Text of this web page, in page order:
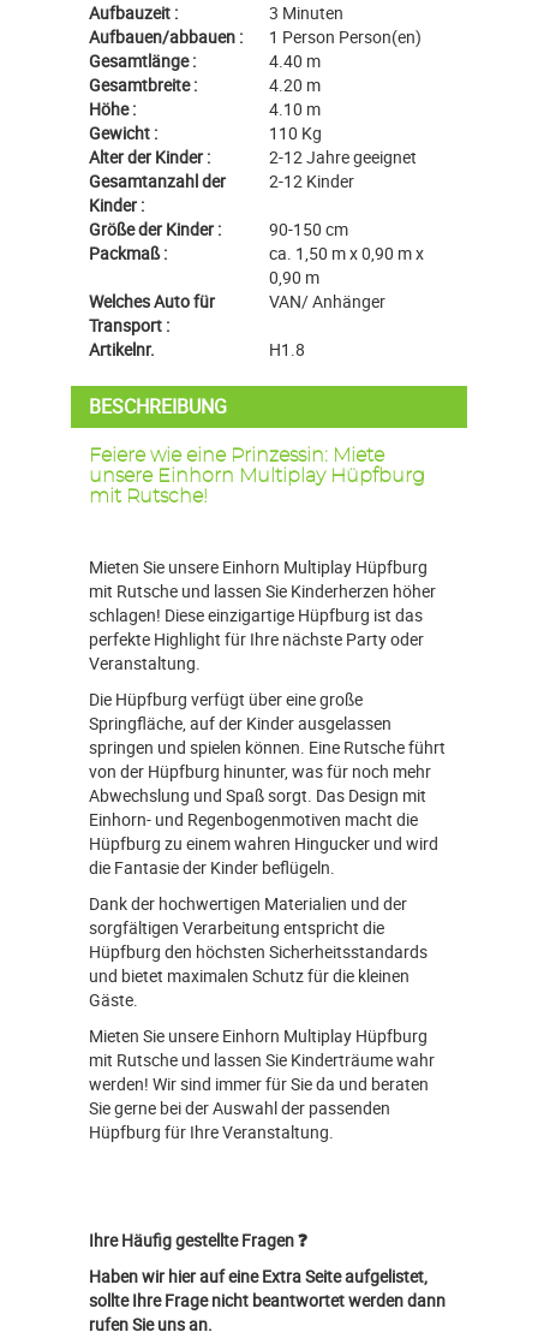
Aufbauzeit :
3 Minuten
Aufbauen/abbauen :
1 Person Person(en)
Gesamtlänge :
4.40 m
Gesamtbreite :
4.20 m
Höhe :
4.10 m
Gewicht :
110 Kg
Alter der Kinder :
2-12 Jahre geeignet
Gesamtanzahl der
Kinder :
2-12 Kinder
Größe der Kinder :
90-150 cm
Packmaß :
ca. 1,50 m x 0,90 m x
0,90 m
Welches Auto für
Transport :
VAN/ Anhänger
Artikelnr. H1.8
BESCHREIBUNG
Feiere wie eine Prinzessin: Miete
unsere Einhorn Multiplay Hüpfburg
mit Rutsche!
Mieten Sie unsere Einhorn Multiplay Hüpfburg
mit Rutsche und lassen Sie Kinderherzen höher
schlagen! Diese einzigartige Hüpfburg ist das
perfekte Highlight für Ihre nächste Party oder
Veranstaltung.
Die Hüpfburg verfügt über eine große
Springfläche, auf der Kinder ausgelassen
springen und spielen können. Eine Rutsche führt
von der Hüpfburg hinunter, was für noch mehr
Abwechslung und Spaß sorgt. Das Design mit
Einhorn- und Regenbogenmotiven macht die
Hüpfburg zu einem wahren Hingucker und wird
die Fantasie der Kinder beflügeln.
Dank der hochwertigen Materialien und der
sorgfältigen Verarbeitung entspricht die
Hüpfburg den höchsten Sicherheitsstandards
und bietet maximalen Schutz für die kleinen
Gäste.
Mieten Sie unsere Einhorn Multiplay Hüpfburg
mit Rutsche und lassen Sie Kinderträume wahr
werden! Wir sind immer für Sie da und beraten
Sie gerne bei der Auswahl der passenden
Hüpfburg für Ihre Veranstaltung.
Ihre Häufig gestellte Fragen ❓
Haben wir hier auf eine Extra Seite aufgelistet,
sollte Ihre Frage nicht beantwortet werden dann
rufen Sie uns an.